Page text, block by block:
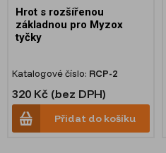
Hrot s rozšířenou
základnou pro Myzox
tyčky
Katalogové číslo: RCP-2
320 Kč (bez DPH)
Přidat do košíku